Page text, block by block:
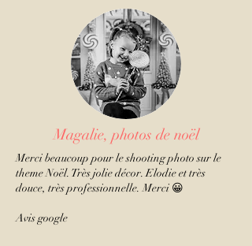
Magalie, photos de noël
Merci beaucoup pour le shooting photo sur le
theme Noël. Très jolie décor. Elodie et très
douce, très professionnelle. Merci 😀
Avis google